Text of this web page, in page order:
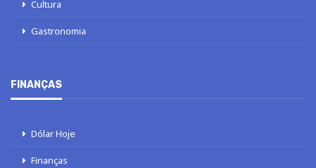
Cultura
Gastronomia
FINANÇAS
Dólar Hoje
Finanças